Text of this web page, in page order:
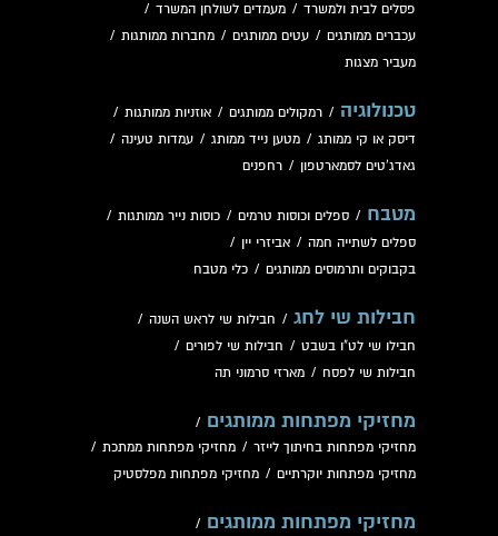
פסלים לבית ולמשרד / מעמדים לשולחן המשרד /
עכברים ממותגים / עטים ממותגים / מחברות ממותגות /
מעביר מצגות
טכנולוגיה / רמקולים ממותגים / אוזניות ממותגות /
דיסק או קי ממותג / מטען נייד ממותג / עמדות טעינה /
גאדג'טים לסמארטפון / רחפנים
מטבח / ספלים וכוסות טרמים / כוסות נייר ממותגות /
ספלים לשתייה חמה / אביזרי יין /
בקבוקים ותרמוסים ממותגים / כלי מטבח
חבילות שי לחג / חבילות שי לראש השנה /
חבילו שי לט"ו בשבט / חבילות שי לפורים /
חבילות שי לפסח / מארזי סרמוני תה
מחזיקי מפתחות ממותגים /
מחזיקי מפתחות בחיתוך לייזר / מחזיקי מפתחות ממתכת /
מחזיקי מפתחות יוקרתיים / מחזיקי מפתחות מפלסטיק
מחזיקי מפתחות ממותגים /